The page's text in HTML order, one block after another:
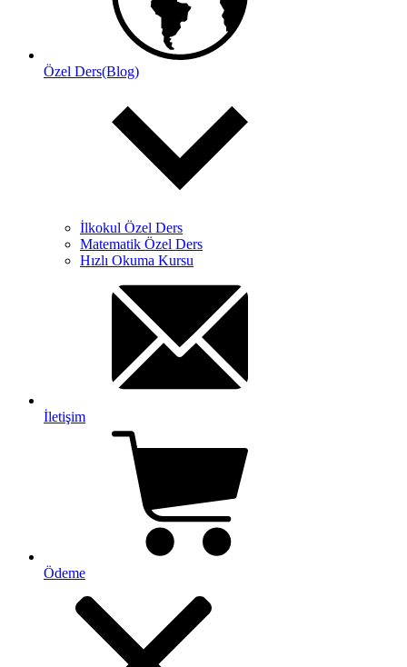
Özel Ders(Blog)
İlkokul Özel Ders
Matematik Özel Ders
Hızlı Okuma Kursu
İletişim
Ödeme